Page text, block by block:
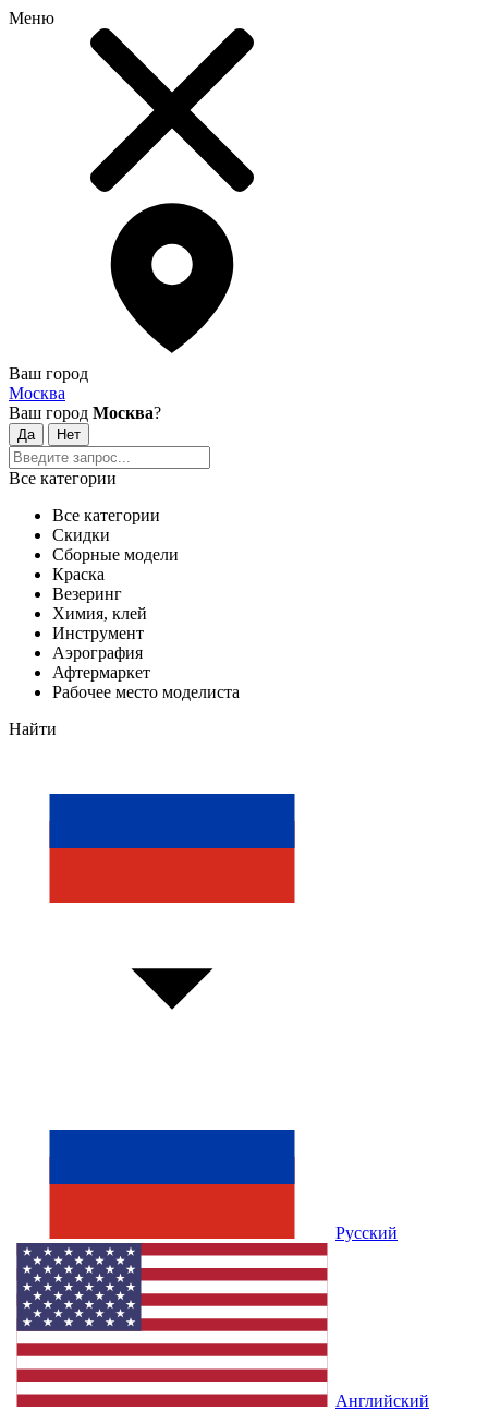
Меню
Ваш город
Москва
Ваш город Москва?
Все категории
Все категории
Скидки
Сборные модели
Краска
Везеринг
Химия, клей
Инструмент
Аэрография
Афтермаркет
Рабочее место моделиста
Найти
Русский
Английский